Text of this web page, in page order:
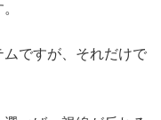
ですが、それだけで